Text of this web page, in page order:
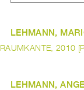
LEHMANN,
RAUMKANTE, 2010
LEHMANN,